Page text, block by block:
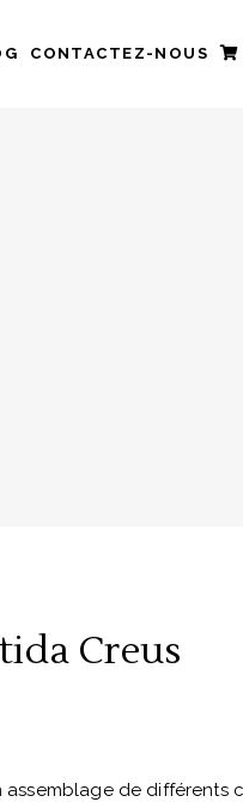
CONTACTEZ-NOUS
Creus
assemblage de différents